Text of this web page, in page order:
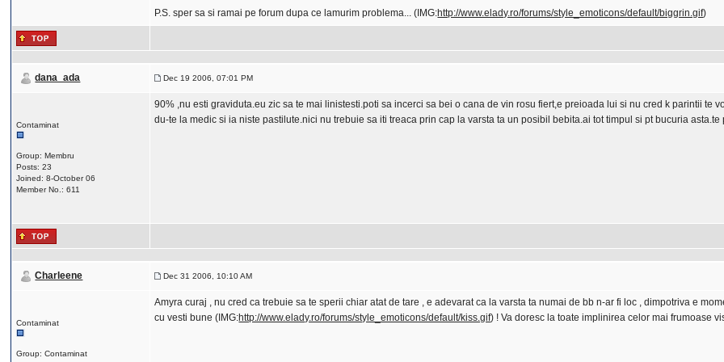
P.S. sper sa si ramai pe forum dupa ce lamurim problema... (IMG:http://www.elady.ro/forums/style_emoticons/default/biggrin.gif)
dana_ada Dec 19 2006, 07:01 PM
Contaminat
Group: Membru
Posts: 23
Joined: 8-October 06
Member No.: 611
90% ,nu esti graviduta.eu zic sa te mai linistesti.poti sa incerci sa bei o cana de vin rosu fiert,e preioada lui si nu cred k parintii te
du-te la medic si ia niste pastilute.nici nu trebuie sa iti treaca prin cap la varsta ta un posibil bebita.ai tot timpul si pt bucuria asta.te
Charleene Dec 31 2006, 10:10 AM
Contaminat
Group: Contaminat
Amyra curaj , nu cred ca trebuie sa te sperii chiar atat de tare , e adevarat ca la varsta ta numai de bb n-ar fi loc , dimpotriva e
cu vesti bune (IMG:http://www.elady.ro/forums/style_emoticons/default/kiss.gif) ! Va doresc la toate implinirea celor mai frumoase